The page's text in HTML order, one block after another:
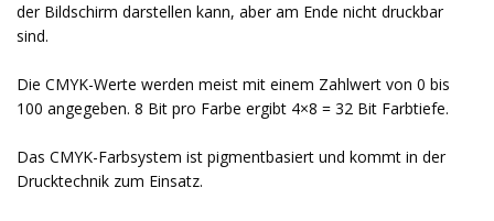
der Bildschirm darstellen kann, aber am Ende nicht druckbar
sind.
Die CMYK-Werte werden meist mit einem Zahlwert von 0 bis
100 angegeben. 8 Bit pro Farbe ergibt 4×8 = 32 Bit Farbtiefe.
Das CMYK-Farbsystem ist pigmentbasiert und kommt in der
Drucktechnik zum Einsatz.